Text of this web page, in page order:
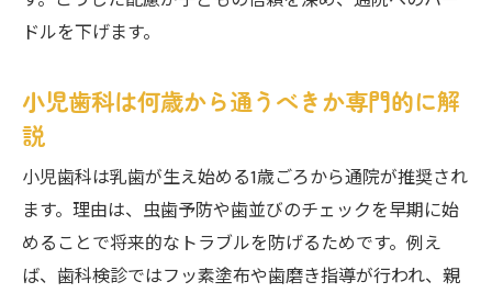
歯医者選びの基準と子育て世代の安心感
柏市で子どもに優しい歯医者の探し方
小児歯科の口コミを活用するポイント
通いやすい歯医者を選ぶための工夫
小児歯科で重視したいカウンセリング
子どもが嫌がらない歯医者の特徴
矯正にも強い小児歯科の特徴を知ろう
歯医者で受けられる小児矯正の特徴と流れ
ドルを下げます。
小児歯科は何歳から通うべきか専門的に解
説
小児歯科は乳歯が生え始める1歳ごろから通院が推奨され
ます。理由は、虫歯予防や歯並びのチェックを早期に始
めることで将来的なトラブルを防げるためです。例え
ば、歯科検診ではフッ素塗布や歯磨き指導が行われ、親